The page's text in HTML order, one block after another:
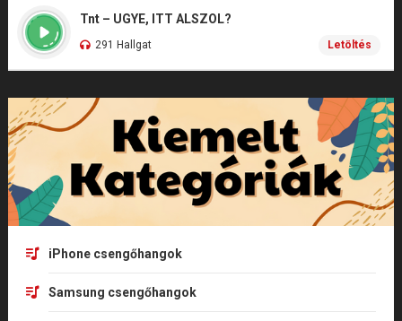
Tnt – UGYE, ITT ALSZOL?
291 Hallgat Letöltés
iPhone csengőhangok
Samsung csengőhangok